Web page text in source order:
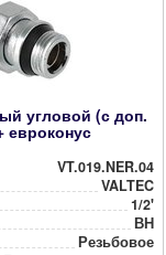
угловой (с доп.
евроконус
VT.019.NER.04
VALTEC
1/2'
ВН
Резьбовое